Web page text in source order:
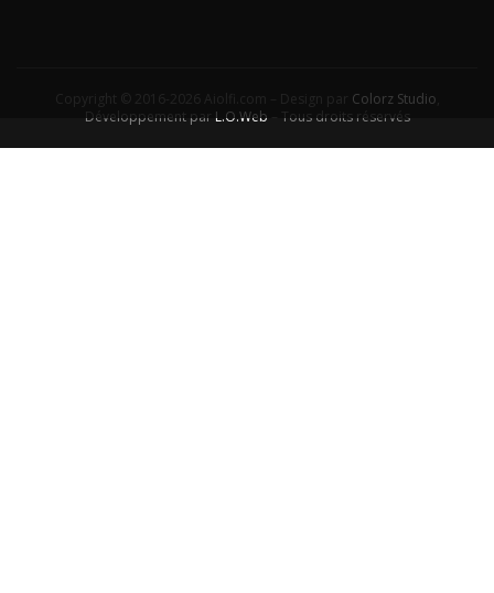
Colorz Studio
Développement par L.O.Web – Tous droits réservés